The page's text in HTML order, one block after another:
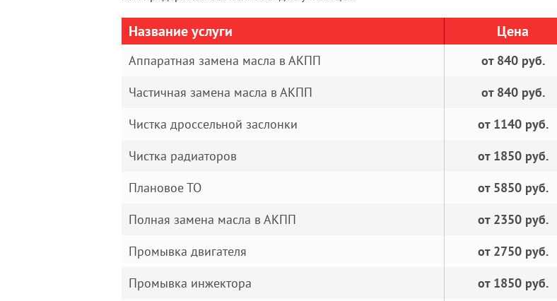
Название услуги Цена
Аппаратная замена масла в АКПП
от 840 руб.
Частичная замена масла в АКПП
от 840 руб.
Чистка дроссельной заслонки
от 1140 руб.
Чистка радиаторов
от 1850 руб.
Плановое ТО
от 5850 руб.
Полная замена масла в АКПП
от 2350 руб.
Промывка двигателя
от 2750 руб.
Промывка инжектора
от 1850 руб.